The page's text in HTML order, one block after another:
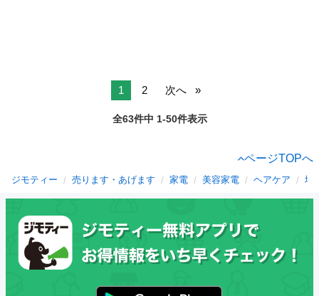
1 2 次へ
全63件中 1-50件表示
ページTOPへ
ジモティー 売ります・あげます 家電 美容家電 ヘアケア 埼